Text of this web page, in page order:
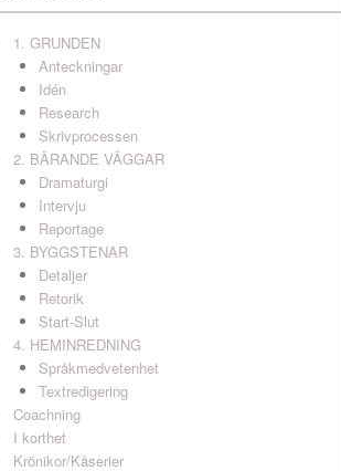
1. GRUNDEN
Anteckningar
Idén
Research
Skrivprocessen
2. BÄRANDE VÄGGAR
Dramaturgi
Intervju
Reportage
3. BYGGSTENAR
Detaljer
Retorik
Start-Slut
4. HEMINREDNING
Språkmedvetenhet
Textredigering
Coachning
I korthet
Krönikor/Kåserier